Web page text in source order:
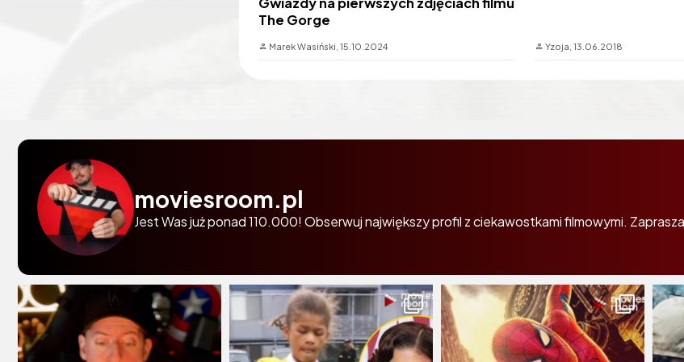
The Gorge
Marek Wasiński, 15.10.2024 Yzoja, 13.06.2018
moviesroom.pl
Jest Was już ponad 110.000! Obserwuj największy profil z ciekawostkami filmowymi.